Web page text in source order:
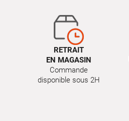
RETRAIT
EN MAGASIN
Commande
disponible sous 2H